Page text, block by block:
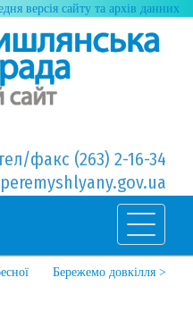
версія сайту та архів данних
факс (263) 2-16-34
Бережемо довкілля >